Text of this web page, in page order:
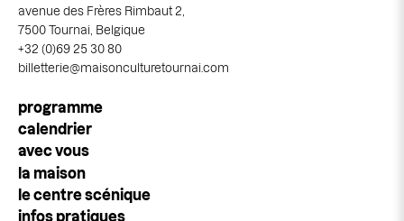
avenue des Frères Rimbaut 2,
7500 Tournai, Belgique
+32 (0)69 25 30 80
billetterie@maisonculturetournai.com
Navigation
principale
programme
calendrier
avec vous
la maison
le centre scénique
infos pratiques